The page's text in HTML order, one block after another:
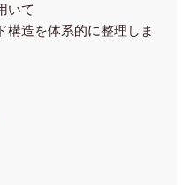
いて
構造を体系的に整理しま